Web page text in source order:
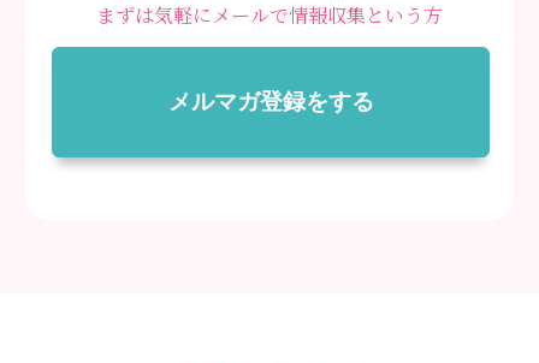
まずは気軽にメールで情報収集という方
メルマガ登録をする